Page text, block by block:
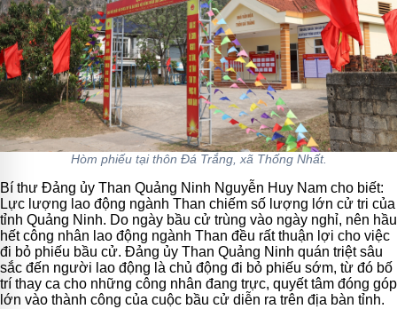
Hòm phiếu tại thôn Đá Trắng, xã Thống Nhất.
Bí thư Đảng ủy Than Quảng Ninh Nguyễn Huy Nam cho biết:
Lực lượng lao động ngành Than chiếm số lượng lớn cử tri của
tỉnh Quảng Ninh. Do ngày bầu cử trùng vào ngày nghỉ, nên hầu
hết công nhân lao động ngành Than đều rất thuận lợi cho việc
đi bỏ phiếu bầu cử. Đảng ủy Than Quảng Ninh quán triệt sâu
sắc đến người lao động là chủ động đi bỏ phiếu sớm, từ đó bố
trí thay ca cho những công nhân đang trực, quyết tâm đóng góp
lớn vào thành công của cuộc bầu cử diễn ra trên địa bàn tỉnh.